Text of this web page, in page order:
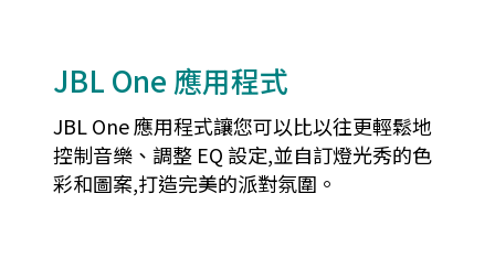
JBL One 應用程式
JBL One 應用程式讓您可以比以往更輕鬆地
控制音樂、調整 EQ 設定,並自訂燈光秀的色
彩和圖案,打造完美的派對氛圍。